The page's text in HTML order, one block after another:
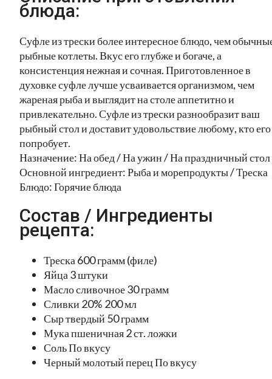
блюда:
Суфле из трески более интересное блюдо, чем
рыбные котлеты. Вкус его глубже и богаче, а
консистенция нежная и сочная. Приготовленное в
духовке суфле лучше усваивается организмом, чем
жареная рыба и выглядит на столе аппетитно и
привлекательно. Суфле из трески разнообразит ваш
рыбный стол и доставит удовольствие любому, кто его
попробует.
Назначение: На обед / На ужин / На праздничный стол
Основной ингредиент: Рыба и морепродукты / Треска
Блюдо: Горячие блюда
Состав / Ингредиенты
рецепта:
Треска 600 грамм (филе)
Яйца 3 штуки
Масло сливочное 30 грамм
Сливки 20% 200 мл
Сыр твердый 50 грамм
Мука пшеничная 2 ст. ложки
Соль По вкусу
Черный молотый перец По вкусу